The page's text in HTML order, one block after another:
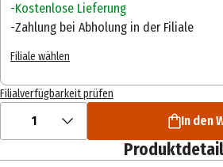
Kostenlose Lieferung
Zahlung bei Abholung in der Filiale
Filiale wählen
Filialverfügbarkeit prüfen
1 In den